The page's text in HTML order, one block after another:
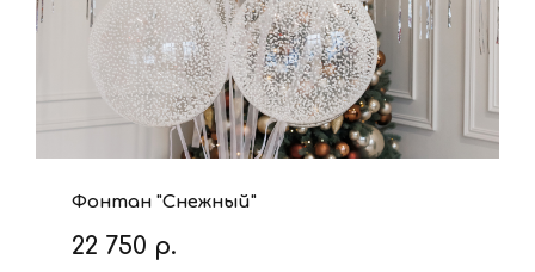
Фонтан "Снежный"
22 750 р.